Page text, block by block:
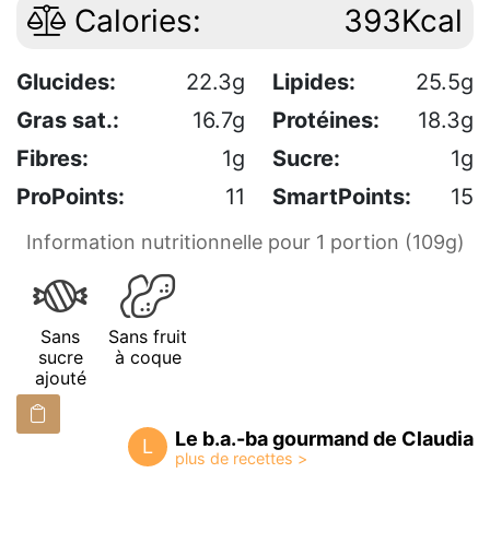
Calories: 393Kcal
Glucides: 22.3g Lipides:
25.5g
Gras sat.:
16.7g Protéines:
18.3g
Fibres:
1g Sucre:
1g
ProPoints:
11 SmartPoints: 15
Information nutritionnelle pour 1 portion (109g)
Sans
sucre
ajouté
Sans fruit
à coque
L Le b.a.-ba gourmand de Claudia